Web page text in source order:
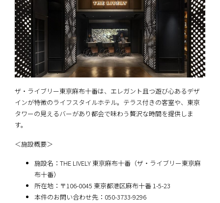
ザ・ライブリー東京麻布十番は、エレガント且つ遊び心あるデザ
インが特徴のライフスタイルホテル。テラス付きの客室や、東京
タワーの見えるバーがあり都会で味わう贅沢な時間を提供しま
す。
＜施設概要＞
施設名：THE LIVELY 東京麻布十番（ザ・ライブリー東京麻
布十番）
所在地：〒106-0045 東京都港区麻布十番 1-5-23
本件のお問い合わせ先：050-3733-9296